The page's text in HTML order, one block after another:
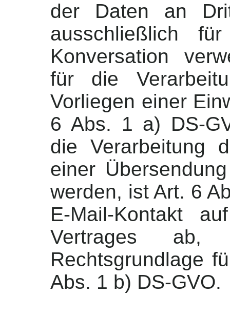
der Daten an
ausschließlich
Konversation
für die
Vorliegen einer
6 Abs. 1 a) DS-
die Verarbeitung
einer
werden, ist Art. 6
E-Mail-Kontakt
Vertrages
Rechtsgrundlage
Abs. 1 b) DS-GVO.